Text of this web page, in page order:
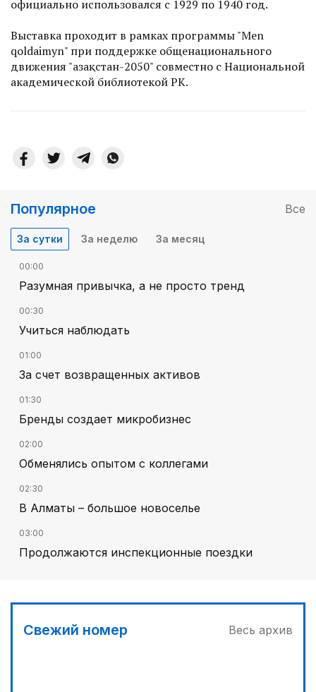
официально использовался с 1929 по 1940 год.
Выставка проходит в рамках программы "Men
qoldaimyn" при поддержке общенационального
движения "Қазақстан-2050" совместно с Национальной
академической библиотекой РК.
Популярное Все
За сутки За неделю За месяц
00:00
Разумная привычка, а не просто тренд
00:30
Учиться наблюдать
01:00
За счет возвращенных активов
01:30
Бренды создает микробизнес
02:00
Обменялись опытом с коллегами
02:30
В Алматы – большое новоселье
03:00
Продолжаются инспекционные поездки
Наш десант на Dota 2, Phygital Football и Phygital
Свежий номер Весь архив